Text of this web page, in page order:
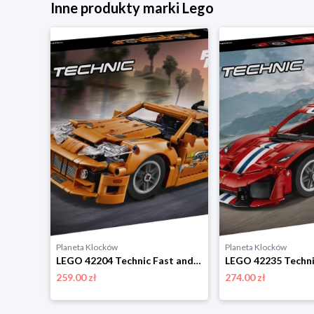
Inne produkty marki Lego
Planeta Klocków
LEGO 42204 Technic Fast and Furious Toyota Supra MK4 Lego
259.00 zł
Planeta Klocków
274.00 zł